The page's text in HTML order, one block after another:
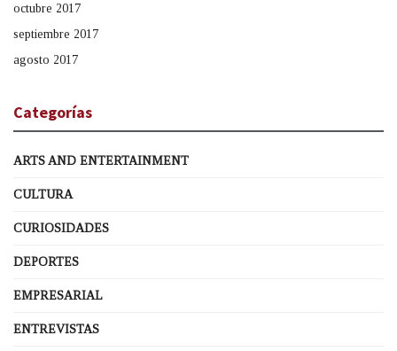
octubre 2017
septiembre 2017
agosto 2017
Categorías
ARTS AND ENTERTAINMENT
CULTURA
CURIOSIDADES
DEPORTES
EMPRESARIAL
ENTREVISTAS